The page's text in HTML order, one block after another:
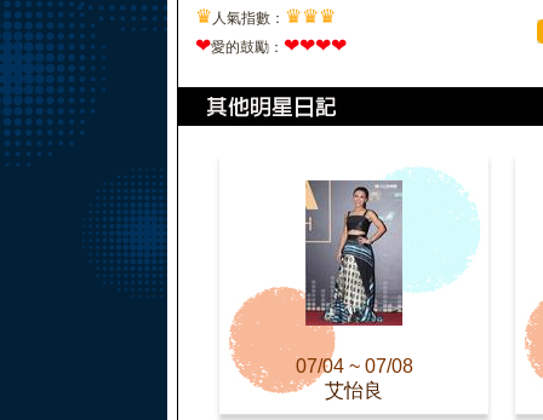
♛ 人氣指數： ♛♛♛
❤愛的鼓勵： ❤❤❤❤
07/04 ~ 07/08
艾怡良